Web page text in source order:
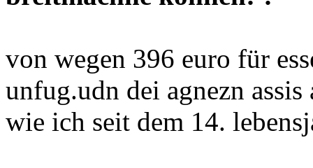
von wegen 396 euro für
unfug.udn dei agnezn
wie ich seit dem 14.